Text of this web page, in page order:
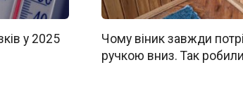
у 2025
Чому віник завжди
ручкою вниз. Так